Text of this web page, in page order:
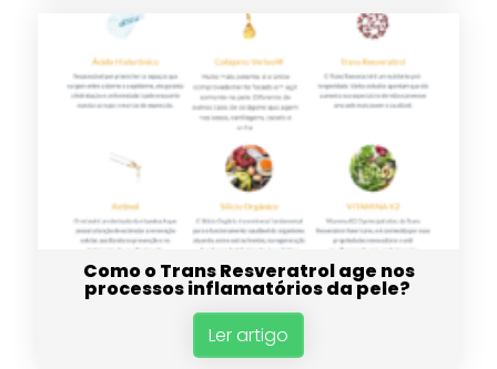
Como o Trans Resveratrol age nos
processos inflamatórios da pele?
Ler artigo